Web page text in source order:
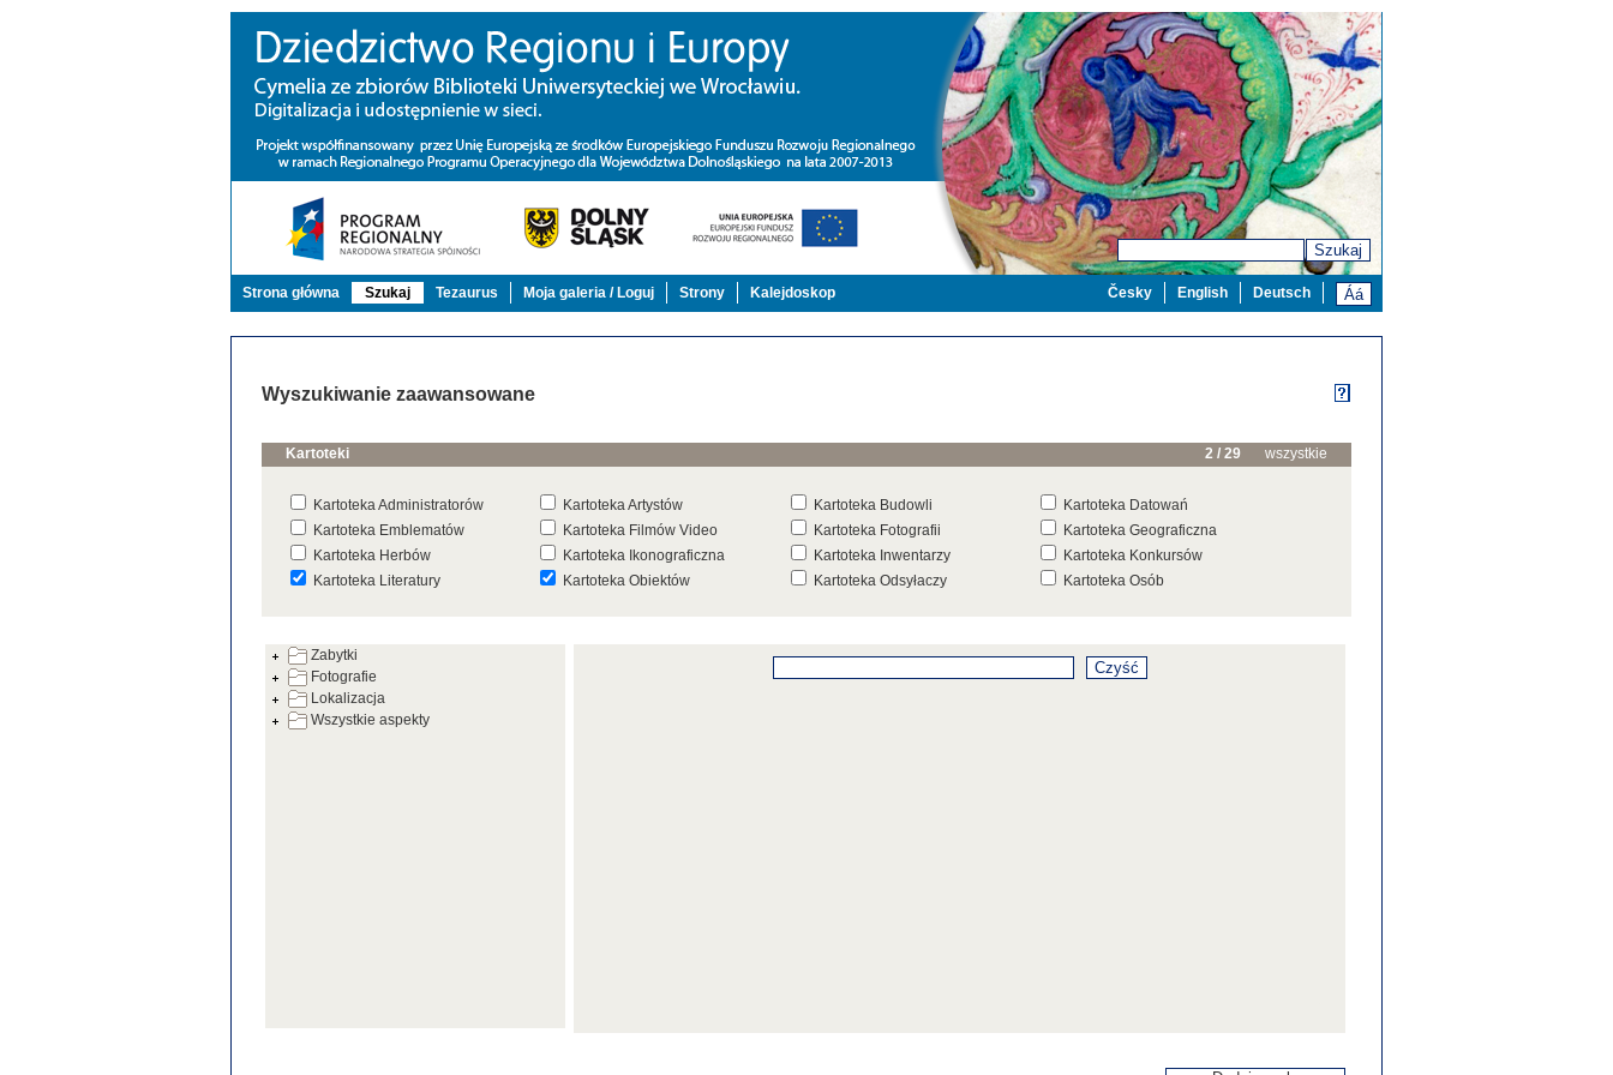
Szukaj
Strona główna Szukaj Tezaurus Moja galeria / Loguj Strony Kalejdoskop Deutsch
English
Česky
Wyszukiwanie zaawansowane
Kartoteki 2 / 29 wszystkie
Kartoteka Administratorów Kartoteka Artystów Kartoteka Budowli
Kartoteka Datowań
Kartoteka Emblematów
Kartoteka Filmów Video Kartoteka Fotografii
Kartoteka Geograficzna
Kartoteka Herbów
Kartoteka Ikonograficzna Kartoteka Inwentarzy
Kartoteka Konkursów
Kartoteka Literatury
Kartoteka Obiektów Kartoteka Odsyłaczy
Kartoteka Osób
Kartoteka Warsztatów
Kartoteka Wydarzeń Inwentarza
Kartoteka Wystaw
Kartoteka Zabytków
Kartoteka Znaków, Stempli i Punc Kartoteka Źródeł
Zabytki
Fotografie
Lokalizacja
Wszystkie aspekty